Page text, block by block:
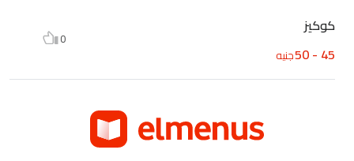
كوكيز
45 - 50
جنيه
0